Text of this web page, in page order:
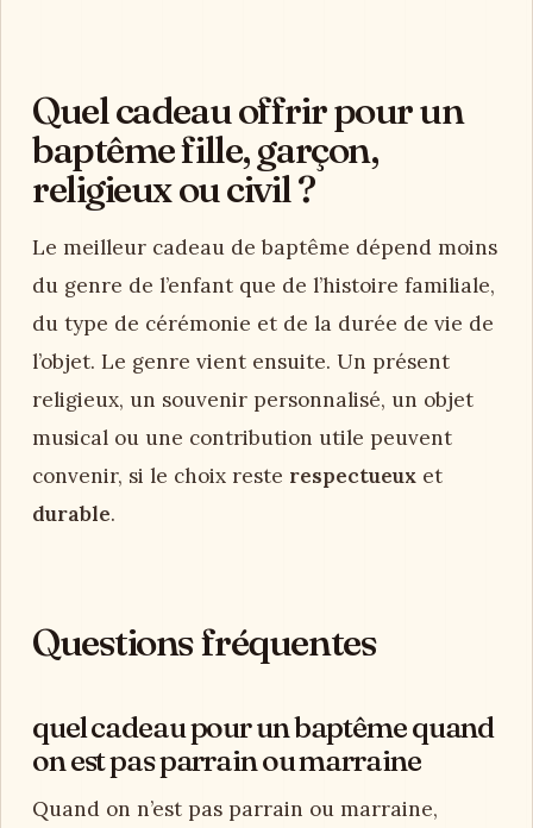
Quel cadeau offrir pour un
baptême fille, garçon,
religieux ou civil ?
Le meilleur cadeau de baptême dépend moins
du genre de l’enfant que de l’histoire familiale,
du type de cérémonie et de la durée de vie de
l’objet. Le genre vient ensuite. Un présent
religieux, un souvenir personnalisé, un objet
musical ou une contribution utile peuvent
convenir, si le choix reste respectueux et
durable.
Questions fréquentes
quel cadeau pour un baptême quand
on est pas parrain ou marraine
Quand on n’est pas parrain ou marraine,